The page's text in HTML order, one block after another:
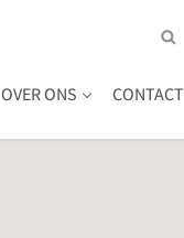
OVER ONS CONTACT